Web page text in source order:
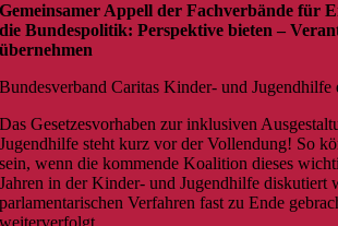
Gemeinsamer Appell der Fachverbände für
die Bundespolitik: Perspektive bieten –
übernehmen
Bundesverband Caritas Kinder- und Jugendhilfe
Das Gesetzesvorhaben zur inklusiven
Jugendhilfe steht kurz vor der Vollendung! So
sein, wenn die kommende Koalition dieses
Jahren in der Kinder- und Jugendhilfe diskutiert
parlamentarischen Verfahren fast zu Ende